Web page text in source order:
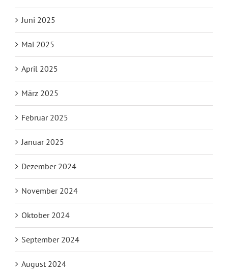
Juni 2025
Mai 2025
April 2025
März 2025
Februar 2025
Januar 2025
Dezember 2024
November 2024
Oktober 2024
September 2024
August 2024